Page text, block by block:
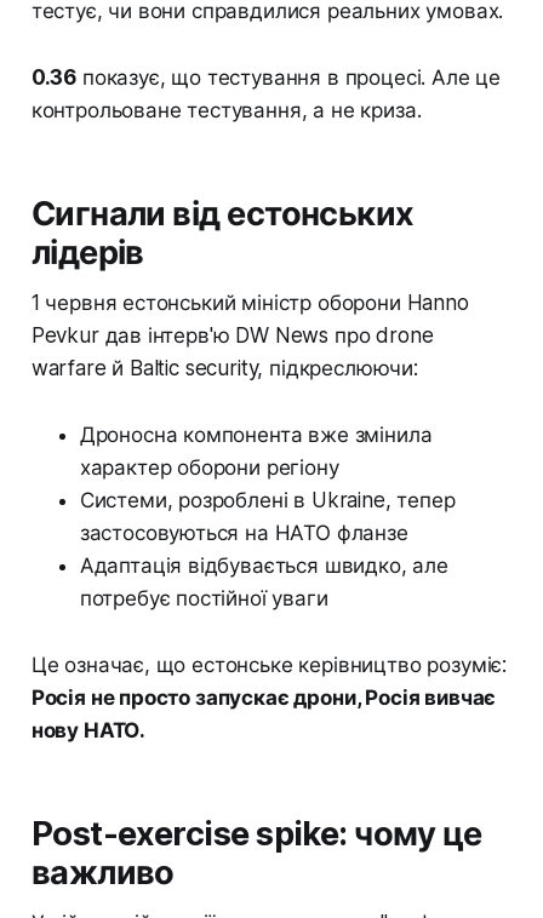
тестує, чи вони справдилися реальних умовах.
0.36 показує, що тестування в процесі. Але це
контрольоване тестування, а не криза.
Сигнали від естонських
лідерів
1 червня естонський міністр оборони Hanno
Pevkur дав інтерв'ю DW News про drone
warfare й Baltic security, підкреслюючи:
Дроносна компонента вже змінила
характер оборони регіону
Системи, розроблені в Ukraine, тепер
застосовуються на НАТО фланзе
Адаптація відбувається швидко, але
потребує постійної уваги
Це означає, що естонське керівництво розуміє:
Росія не просто запускає дрони, Росія вивчає
нову НАТО.
Post-exercise spike: чому це
важливо